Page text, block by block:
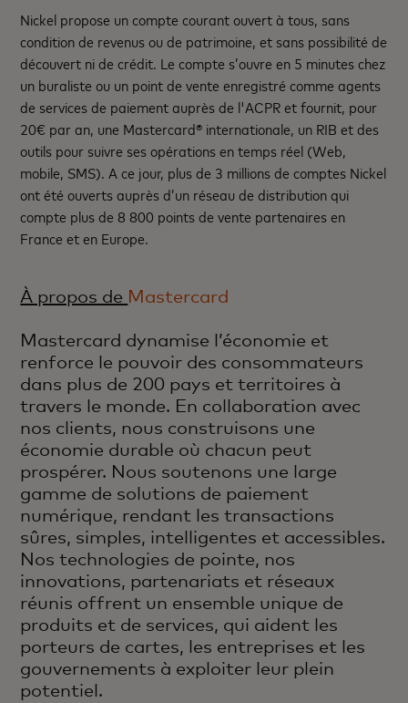
Nickel propose un compte courant ouvert à tous, sans
condition de revenus ou de patrimoine, et sans possibilité de
découvert ni de crédit. Le compte s’ouvre en 5 minutes chez
un buraliste ou un point de vente enregistré comme agents
de services de paiement auprès de l'ACPR et fournit, pour
20€ par an, une Mastercard® internationale, un RIB et des
outils pour suivre ses opérations en temps réel (Web,
mobile, SMS). A ce jour, plus de 3 millions de comptes Nickel
ont été ouverts auprès d’un réseau de distribution qui
compte plus de 8 800 points de vente partenaires en
France et en Europe.
À propos de Mastercard
Mastercard dynamise l’économie et
renforce le pouvoir des consommateurs
dans plus de 200 pays et territoires à
travers le monde. En collaboration avec
nos clients, nous construisons une
économie durable où chacun peut
prospérer. Nous soutenons une large
gamme de solutions de paiement
numérique, rendant les transactions
sûres, simples, intelligentes et accessibles.
Nos technologies de pointe, nos
innovations, partenariats et réseaux
réunis offrent un ensemble unique de
produits et de services, qui aident les
porteurs de cartes, les entreprises et les
gouvernements à exploiter leur plein
potentiel.